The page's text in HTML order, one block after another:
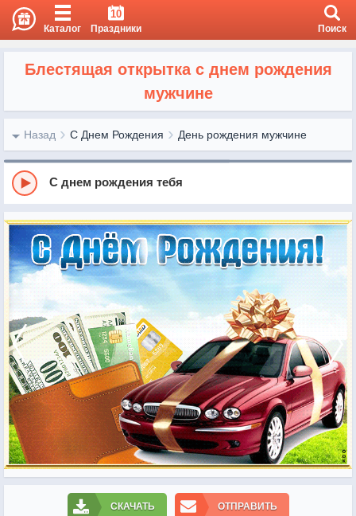
Каталог
10
Праздники Поиск
Блестящая открытка с днем рождения
мужчине
Назад С Днем Рождения День рождения мужчине
С днем рождения тебя
СКАЧАТЬ ОТПРАВИТЬ